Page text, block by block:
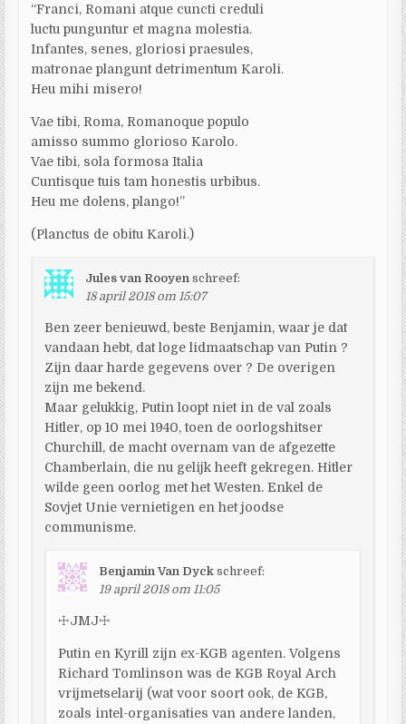
“Franci, Romani atque cuncti creduli
luctu punguntur et magna molestia.
Infantes, senes, gloriosi praesules,
matronae plangunt detrimentum Karoli.
Heu mihi misero!
Vae tibi, Roma, Romanoque populo
amisso summo glorioso Karolo.
Vae tibi, sola formosa Italia
Cuntisque tuis tam honestis urbibus.
Heu me dolens, plango!”
(Planctus de obitu Karoli.)
Jules van Rooyen schreef:
18 april 2018 om 15:07
Ben zeer benieuwd, beste Benjamin, waar je dat
vandaan hebt, dat loge lidmaatschap van Putin ?
Zijn daar harde gegevens over ? De overigen
zijn me bekend.
Maar gelukkig, Putin loopt niet in de val zoals
Hitler, op 10 mei 1940, toen de oorlogshitser
Churchill, de macht overnam van de afgezette
Chamberlain, die nu gelijk heeft gekregen. Hitler
wilde geen oorlog met het Westen. Enkel de
Sovjet Unie vernietigen en het joodse
communisme.
Benjamin Van Dyck schreef:
19 april 2018 om 11:05
☩JMJ☩
Putin en Kyrill zijn ex-KGB agenten. Volgens
Richard Tomlinson was de KGB Royal Arch
vrijmetselarij (wat voor soort ook, de KGB,
zoals intel-organisaties van andere landen,